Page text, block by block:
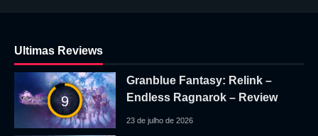
Ultimas Reviews
9
Granblue Fantasy: Relink –
Endless Ragnarok – Review
23 de julho de 2026